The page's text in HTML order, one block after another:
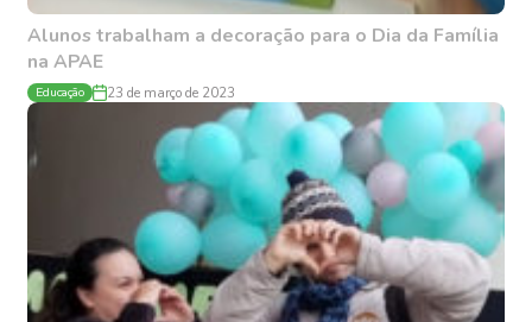
Alunos trabalham a decoração para o Dia da Família
na APAE
Educação 23 de março de 2023